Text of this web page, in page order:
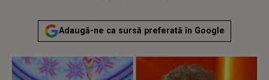
Adaugă-ne ca sursă preferată în Google